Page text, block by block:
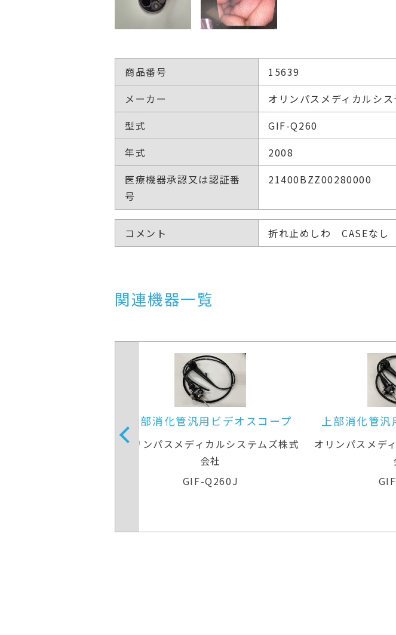
商品番号
15639
メーカー
オリンパスメディカルシ
型式
GIF-Q260
年式
2008
医療機器承認又は認証番
号
21400BZZ00280000
コメント 折れ止めしわ CASEなし
関連機器一覧
上部消化管汎用ビデオスコープ
オリンパスメディカルシステムズ株式
会社
GIF-Q260
上部消化管汎
オリンパスメデ